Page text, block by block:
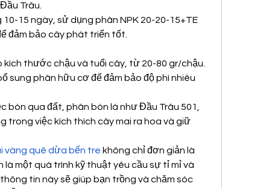
Trâu.
15 ngày, sử dụng phân NPK 20-20-15+TE
đảm bảo cây phát triển tốt.
thước chậu và tuổi cây, từ 20-80 gr/chậu.
sung phân hữu cơ để đảm bảo độ phì nhiêu
bón qua đất, phân bón lá như Đầu Trâu 501,
trong việc kích thích cây mai ra hoa và giữ
vàng quê dừa bến tre không chỉ đơn giản là
một quá trình kỹ thuật yêu cầu sự tỉ mỉ và
tin này sẽ giúp bạn trồng và chăm sóc